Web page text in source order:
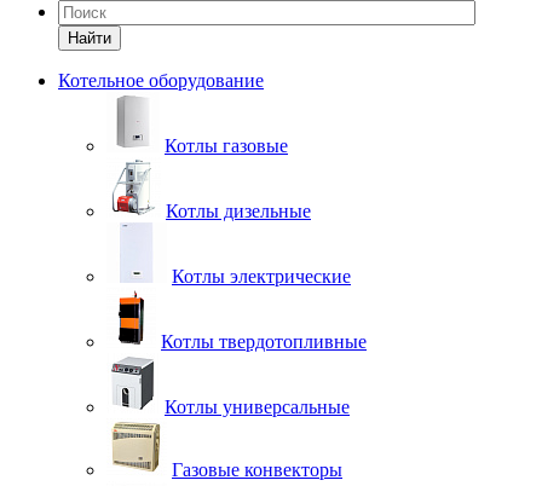
Найти
Котельное оборудование
Котлы газовые
Котлы дизельные
Котлы электрические
Котлы твердотопливные
Котлы универсальные
Газовые конвекторы